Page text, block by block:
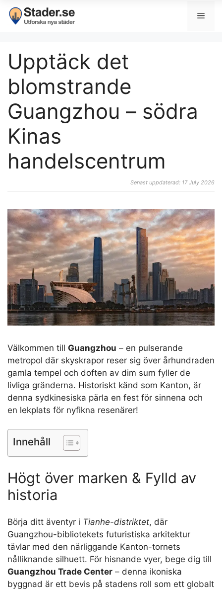
Upptäck det
blomstrande
Guangzhou – södra
Kinas
handelscentrum
Senast uppdaterad: 17 July 2026
Välkommen till Guangzhou – en pulserande
metropol där skyskrapor reser sig över århundraden
gamla tempel och doften av dim sum fyller de
livliga gränderna. Historiskt känd som Kanton, är
denna sydkinesiska pärla en fest för sinnena och
en lekplats för nyfikna resenärer!
Innehåll
Högt över marken & Fylld av
historia
Börja ditt äventyr i Tianhe-distriktet, där
Guangzhou-bibliotekets futuristiska arkitektur
tävlar med den närliggande Kanton-tornets
nålliknande silhuett. För hisnande vyer, bege dig till
Guangzhou Trade Center – denna ikoniska
byggnad är ett bevis på stadens roll som ett globalt